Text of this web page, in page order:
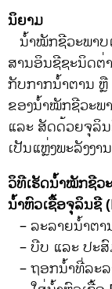
ນິຍາມ
ນ້ໍາໝັກຊີວະພາບ
ສານອິນຊີຊະນິດຕ່
ກັບກາກນໍ້າຕານ
ຂອງນ້ໍາໝັກຊີວະພ
ແລະ ສັດດ້ວຍຈຸລິ
ເປັນແຫຼ່ງພະລັງງາ
ວິທີເຮັດນ້ໍາໝັກຊີວ
ນໍ້າຫົວເຊື້ອຈຸລິນຊີ
– ລະລາຍນ້ໍາຕາ
– ບີບ ແລະ ປະສົ
– ຖອກນ້ໍາທີ່ລະລ